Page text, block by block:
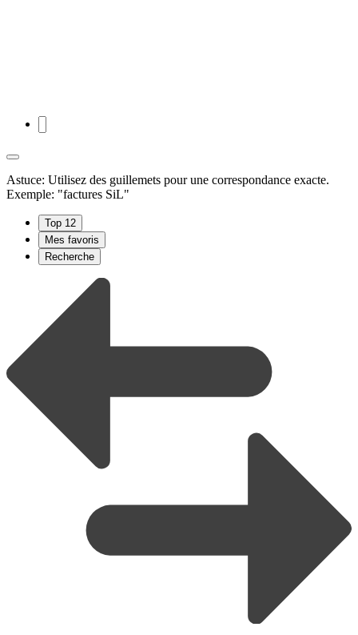
Astuce: Utilisez des guillemets pour une correspondance exacte.
Exemple: "factures SiL"
Top 12
Mes favoris
Recherche